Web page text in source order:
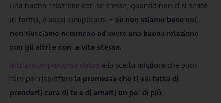
una buona relazione con se stesse, quando non ci si sente
in forma, è assai complicato. E se non stiamo bene noi,
non riusciamo nemmeno ad avere una buona relazione
con gli altri e con la vita stessa.
Iniziare un percorso detox è la scelta migliore che puoi
fare per rispettare la promessa che ti sei fatta di
prenderti cura di te e di amarti un po’ di più.